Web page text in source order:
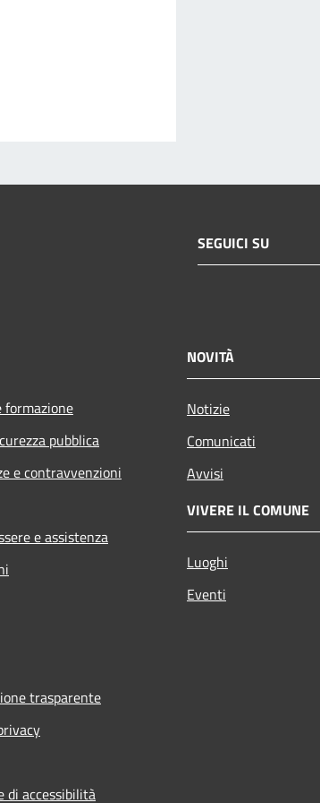
SEGUICI SU
formazione
pubblica
e contravvenzioni
e assistenza
NOVITÀ
Notizie
Comunicati
Avvisi
VIVERE IL COMUNE
Luoghi
Eventi
trasparente
di accessibilità